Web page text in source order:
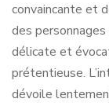
convaincante et
des
délicate et
prétentieuse.
dévoile